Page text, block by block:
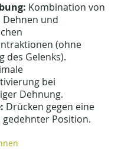
Kombination von
Dehnen und
(ohne
des Gelenks).
bei
Dehnung.
Drücken gegen eine
gedehnter Position.